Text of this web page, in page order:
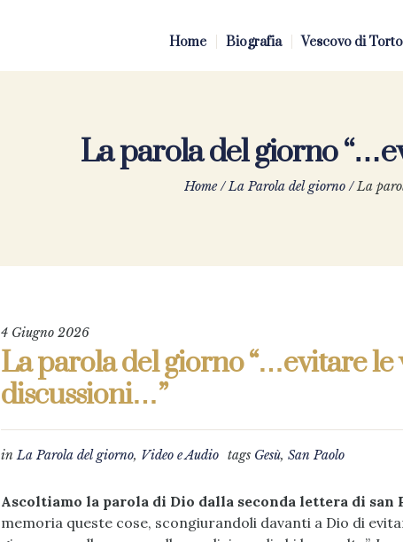
Home Biografia Vescovo di
La parola del giorno
Home /La Parola del giorno /La
4 Giugno 2026
La parola del giorno “…evitare le
discussioni…”
inLa Parola del giorno, Video e Audio tags Gesù, San Paolo
Ascoltiamo la parola di Dio dalla seconda lettera di san
memoria queste cose, scongiurandoli davanti a Dio di